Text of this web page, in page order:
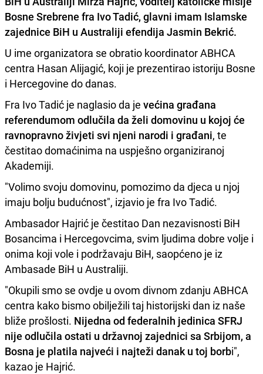
Bosne Srebrene fra Ivo Tadić, glavni imam Islamske
zajednice BiH u Australiji efendija Jasmin Bekrić.
U ime organizatora se obratio koordinator ABHCA
centra Hasan Alijagić, koji je prezentirao istoriju Bosne
i Hercegovine do danas.
Fra Ivo Tadić je naglasio da je većina građana
referendumom odlučila da želi domovinu u kojoj će
ravnopravno živjeti svi njeni narodi i građani, te
čestitao domaćinima na uspješno organiziranoj
Akademiji.
"Volimo svoju domovinu, pomozimo da djeca u njoj
imaju bolju budućnost", izjavio je fra Ivo Tadić.
Ambasador Hajrić je čestitao Dan nezavisnosti BiH
Bosancima i Hercegovcima, svim ljudima dobre volje i
onima koji vole i podržavaju BiH, saopćeno je iz
Ambasade BiH u Australiji.
"Okupili smo se ovdje u ovom divnom zdanju ABHCA
centra kako bismo obilježili taj historijski dan iz naše
bliže prošlosti. Nijedna od federalnih jedinica SFRJ
nije odlučila ostati u državnoj zajednici sa Srbijom, a
Bosna je platila najveći i najteži danak u toj borbi",
kazao je Hajrić.